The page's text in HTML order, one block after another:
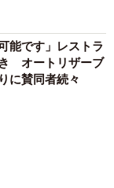
能です」レストラ
オートリザーブ
に賛同者続々